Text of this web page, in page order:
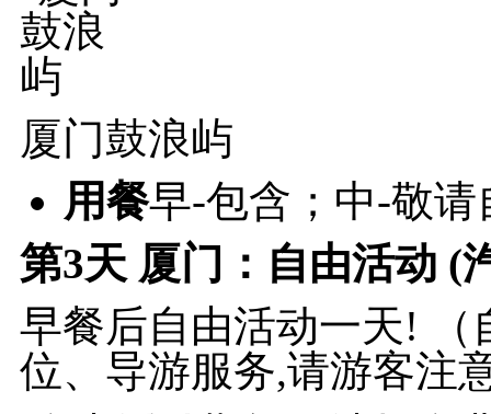
厦门鼓浪屿
用餐早-包含；中-敬
第3天 厦门：自由活动 (
早餐后自由活动一天!
位、导游服务,请游客注